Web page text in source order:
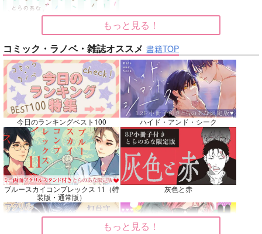
再販希望
No.7
ベテルギウスの光
DISCO F えづとふじ
660円（税込）
吸血鬼すぐ死ぬ
No.8
Vestige
バッキンガム
3,144 円（税込）
崩壊：スターレイル
ファイノン
フリンズ
No.8
双駆（特装版）
m.m.m.
7,857円（税込）
刀剣乱舞
大典太光世
もっと見る！
コミック・ラノベ・雑誌オススメ 書籍TOP
今日のランキングベスト100 ハイド・アンド・シーク
ブルースカイコンプレックス 11（特
装版・通常版）
灰色と赤
もっと見る！